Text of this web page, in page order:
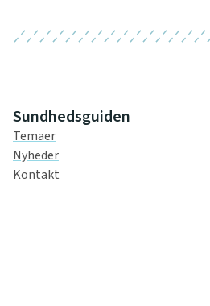
Sundhedsguiden
Temaer
Nyheder
Kontakt